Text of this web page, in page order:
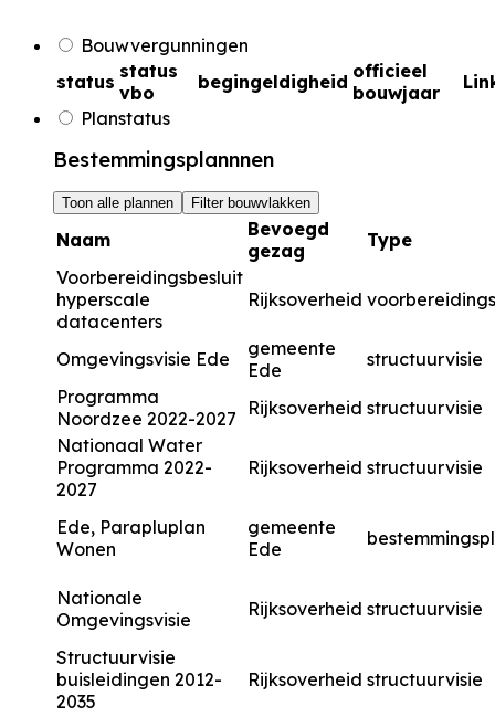
Bouwvergunningen
status status
vbo
begingeldigheid officieel
bouwjaar
Planstatus
Bestemmingsplannnen
Toon alle plannen Filter bouwvlakken
Naam
Bevoegd
gezag
Type
Voorbereidingsbesluit
hyperscale
datacenters
Rijksoverheid
Omgevingsvisie Ede
gemeente
Ede
structuurvisie
Programma
Noordzee 2022-2027
Rijksoverheid structuurvisie
Nationaal Water
Programma 2022-
2027
Rijksoverheid structuurvisie
Ede, Parapluplan
Wonen
gemeente
Ede
Nationale
Omgevingsvisie
Rijksoverheid structuurvisie
Structuurvisie
buisleidingen 2012-
2035
Rijksoverheid structuurvisie